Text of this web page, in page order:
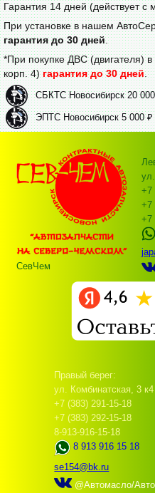
Гарантия 14 дней (действует
При установке в нашем
гарантия до 30 дней.
*При покупке ДВС (двигателя)
корп. 4)гарантия до 30 дней.
СБКТС Новосибирск 20
ЭПТС Новосибирск 5 000 ₽
СевЧем
+7
+7
+7
Правый берег:
ул. Комбинатская, 3 к4
+7 (383) 291-15-18
+7 (383) 292-15-18
8-913-916-15-18
8 913 916 15 18
se154@bk.ru
@Автомасло/